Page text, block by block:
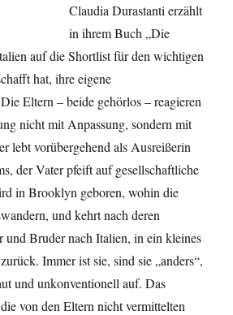
Claudia Durastanti erzählt
in ihrem Buch „Die
auf die Shortlist für den wichtigen
hat, ihre eigene
Eltern – beide gehörlos – reagieren
nicht mit Anpassung, sondern mit
lebt vorübergehend als Ausreißerin
der Vater pfeift auf gesellschaftliche
in Brooklyn geboren, wohin die
und kehrt nach deren
und Bruder nach Italien, in ein kleines
Immer ist sie, sind sie „anders“,
und unkonventionell auf. Das
von den Eltern nicht vermittelten